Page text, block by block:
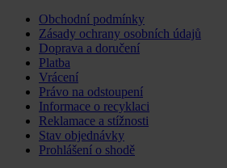
Obchodní podmínky
Zásady ochrany osobních údajů
Doprava a doručení
Platba
Vrácení
Právo na odstoupení
Informace o recyklaci
Reklamace a stížnosti
Stav objednávky
Prohlášení o shodě